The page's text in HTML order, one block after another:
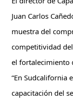
Juan Carlos
muestra del
competitividad
el fortalecimiento
“En Sudcalifornia
capacitación del